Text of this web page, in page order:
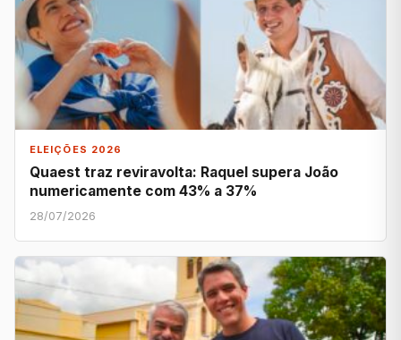
ELEIÇÕES 2026
Quaest traz reviravolta: Raquel supera João
numericamente com 43% a 37%
28/07/2026